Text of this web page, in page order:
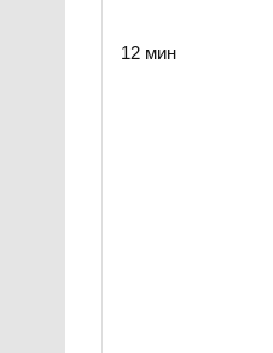
12 мин